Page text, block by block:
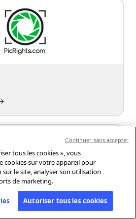
tous les cookies », vous
cookies sur votre appareil pour
le site, analyser son utilisation
de marketing.
Autoriser tous les cookies
Continuer sans accepter